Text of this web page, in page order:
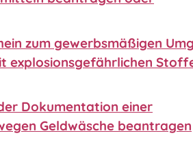
zum gewerbsmäßigen
explosionsgefährlichen
Dokumentation einer
Geldwäsche beantragen